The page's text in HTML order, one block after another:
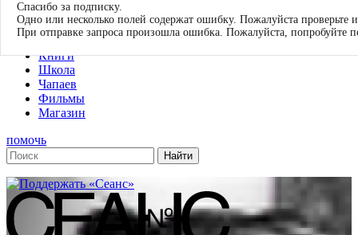
О нас
Журнал
Книги
Школа
Чапаев
Фильмы
Магазин
помочь
Спасибо за подписку.
Одно или несколько полей содержат ошибку. Пожалуйста проверьте
При отправке запроса произошла ошибка. Пожалуйста, попробуйте